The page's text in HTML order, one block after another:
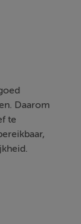
Daarom
te